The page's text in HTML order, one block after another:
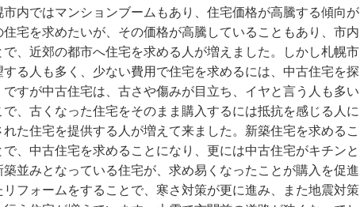
内ではマンションブームもあり、住宅価格が高騰する傾向が
宅を求めたいが、その価格が高騰していることもあり、市内
、近郊の都市へ住宅を求める人が増えました。しかし札幌市
る人も多く、少ない費用で住宅を求めるには、中古住宅を探
すが中古住宅は、古さや傷みが目立ち、イヤと言う人も多い
、古くなった住宅をそのまま購入するには抵抗を感じる人に
た住宅を提供する人が増えて来ました。新築住宅を求めるこ
、中古住宅を求めることになり、更には中古住宅がキチンと
築並みとなっている住宅が、求め易くなったことが購入を促進
リフォームをすることで、寒さ対策が更に進み、また地震対策